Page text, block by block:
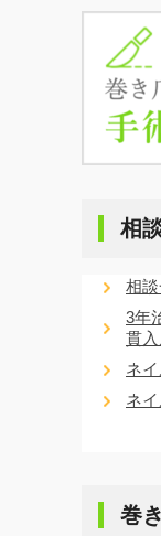
相
相
3年
貫入
ネ
ネ
巻